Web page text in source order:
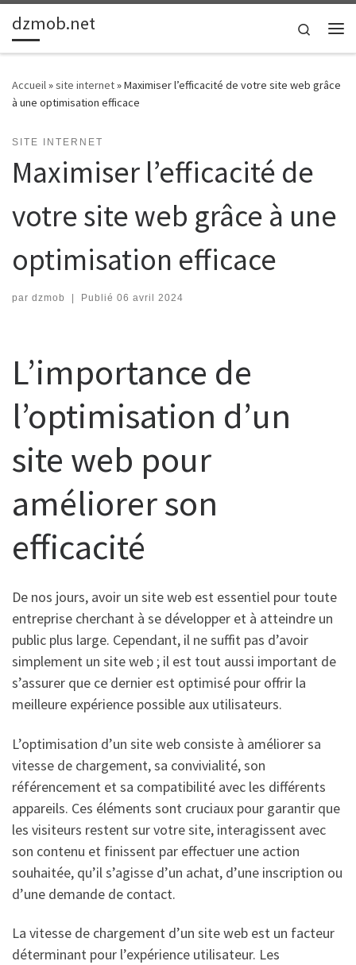
Passer au contenu
dzmob.net
Search
Accueil»site internet»Maximiser l’efficacité de votre site web grâce
à une optimisation efficace
SITE INTERNET
Maximiser l’efficacité de
votre site web grâce à une
optimisation efficace
par dzmob | Publié 06 avril 2024
L’importance de
l’optimisation d’un
site web pour
améliorer son
efficacité
De nos jours, avoir un site web est essentiel pour toute
entreprise cherchant à se développer et à atteindre un
public plus large. Cependant, il ne suffit pas d’avoir
simplement un site web ; il est tout aussi important de
s’assurer que ce dernier est optimisé pour offrir la
meilleure expérience possible aux utilisateurs.
L’optimisation d’un site web consiste à améliorer sa
vitesse de chargement, sa convivialité, son
référencement et sa compatibilité avec les différents
appareils. Ces éléments sont cruciaux pour garantir que
les visiteurs restent sur votre site, interagissent avec
son contenu et finissent par effectuer une action
souhaitée, qu’il s’agisse d’un achat, d’une inscription ou
d’une demande de contact.
La vitesse de chargement d’un site web est un facteur
déterminant pour l’expérience utilisateur. Les